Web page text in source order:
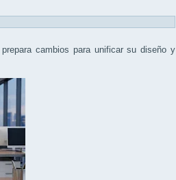
cambios para unificar su diseño y